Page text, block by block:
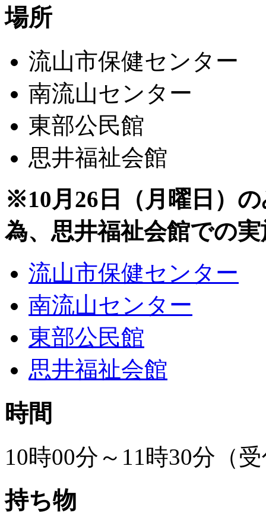
場所
流山市保健センター
南流山センター
東部公民館
思井福祉会館
※10月26日（月曜日）
為、思井福祉会館での
流山市保健センター
南流山センター
東部公民館
思井福祉会館
時間
10時00分～11時30分（
持ち物